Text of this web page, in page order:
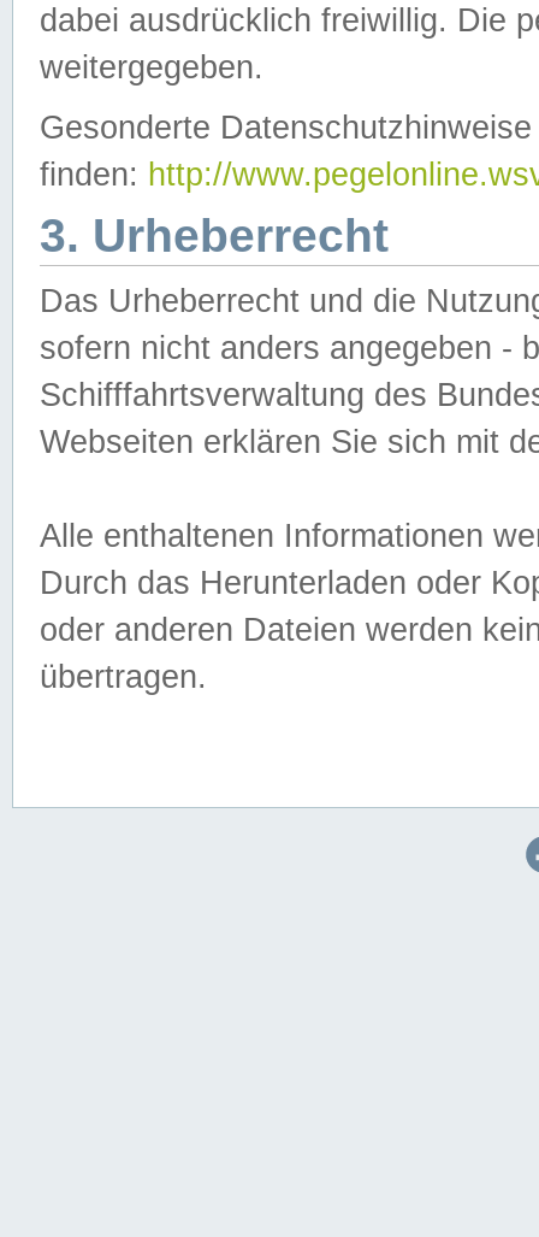
dabei ausdrücklich freiwillig. Die
weitergegeben.
Gesonderte
finden: http://
3. Urheberrecht
Das Urheberrecht und die
sofern nicht anders angegeben -
Schifffahrtsverwaltung des
Webseiten erklären Sie sich mit
Alle enthaltenen Informationen
Durch das Herunterladen oder
oder anderen Dateien werden
übertragen.